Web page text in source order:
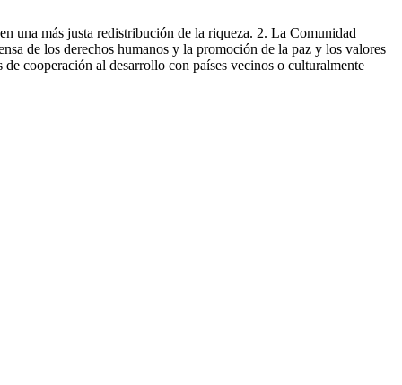
una más justa redistribución de la riqueza. 2. La Comunidad
de los derechos humanos y la promoción de la paz y los valores
cooperación al desarrollo con países vecinos o culturalmente